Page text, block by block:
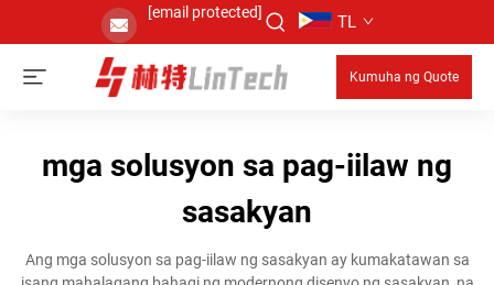
[email protected] TL
Kumuha ng Quote
mga solusyon sa pag-iilaw ng
sasakyan
Ang mga solusyon sa pag-iilaw ng sasakyan ay kumakatawan sa